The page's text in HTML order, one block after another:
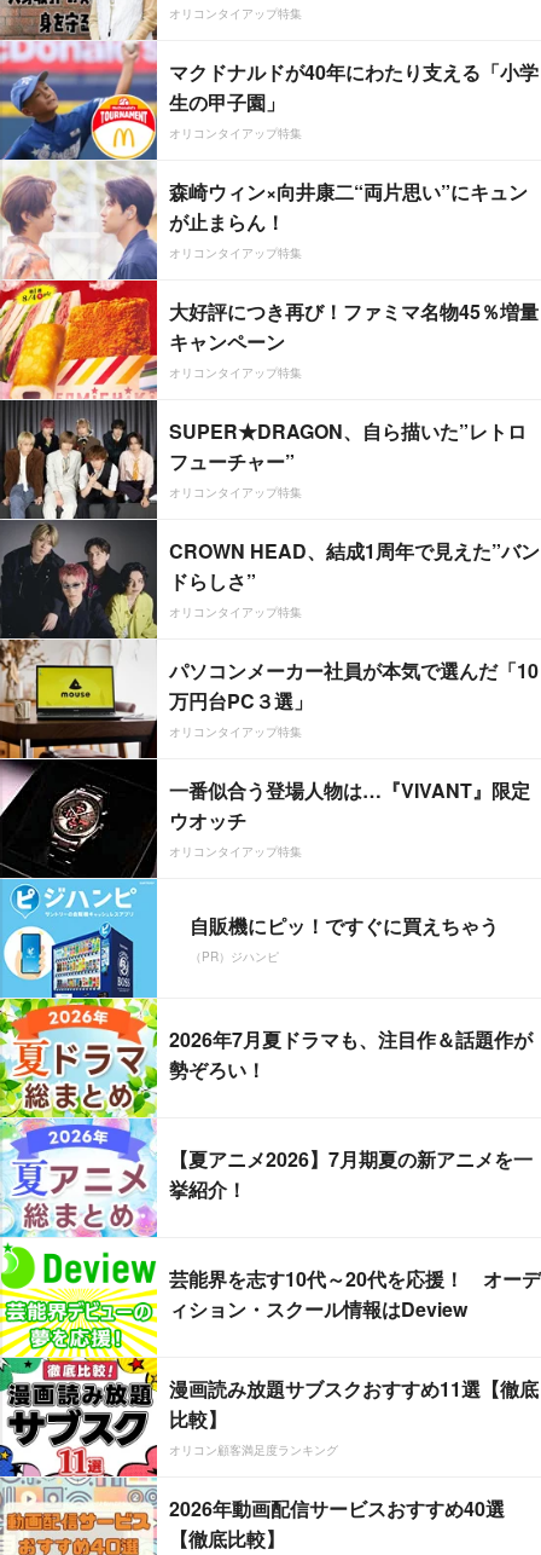
オリコンタイアップ特集
マクドナルドが40年にわたり支える「小学
生の甲子園」
オリコンタイアップ特集
森崎ウィン×向井康二“両片思い”にキュン
が止まらん！
オリコンタイアップ特集
大好評につき再び！ファミマ名物45％増量
キャンペーン
オリコンタイアップ特集
SUPER★DRAGON、自ら描いた”レトロ
フューチャー”
オリコンタイアップ特集
CROWN HEAD、結成1周年で見えた”バン
ドらしさ”
オリコンタイアップ特集
パソコンメーカー社員が本気で選んだ「10
万円台PC３選」
オリコンタイアップ特集
一番似合う登場人物は…『VIVANT』限定
ウオッチ
オリコンタイアップ特集
自販機にピッ！ですぐに買えちゃう
（PR）ジハンピ
2026年7月夏ドラマも、注目作＆話題作が
勢ぞろい！
【夏アニメ2026】7月期夏の新アニメを一
挙紹介！
芸能界を志す10代～20代を応援！ オーデ
ィション・スクール情報はDeview
漫画読み放題サブスクおすすめ11選【徹底
比較】
オリコン顧客満足度ランキング
2026年動画配信サービスおすすめ40選
【徹底比較】